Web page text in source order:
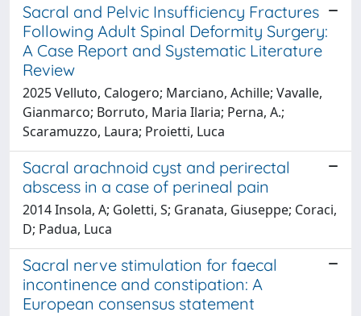
Sacral and Pelvic Insufficiency Fractures
Following Adult Spinal Deformity Surgery:
A Case Report and Systematic Literature
Review
2025 Velluto, Calogero; Marciano, Achille; Vavalle,
Gianmarco; Borruto, Maria Ilaria; Perna, A.;
Scaramuzzo, Laura; Proietti, Luca
Sacral arachnoid cyst and perirectal
abscess in a case of perineal pain
2014 Insola, A; Goletti, S; Granata, Giuseppe; Coraci,
D; Padua, Luca
Sacral nerve stimulation for faecal
incontinence and constipation: A
European consensus statement